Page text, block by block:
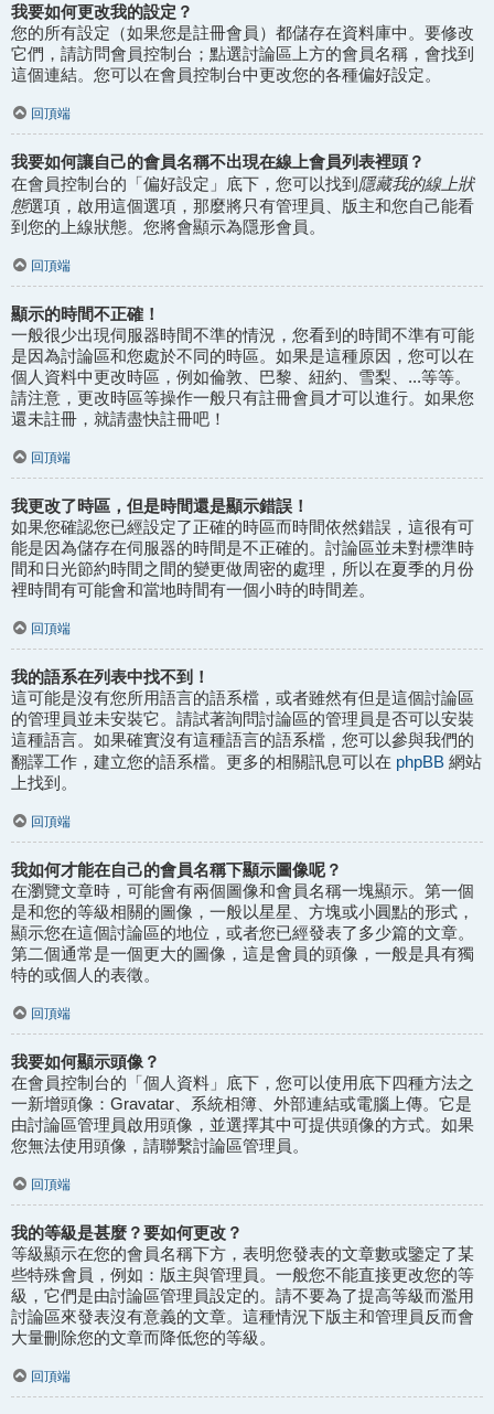
我要如何更改我的設定？
您的所有設定（如果您是註冊會員）都儲存在資料庫中。要修改
它們，請訪問會員控制台；點選討論區上方的會員名稱，會找到
這個連結。您可以在會員控制台中更改您的各種偏好設定。
回頂端
我要如何讓自己的會員名稱不出現在線上會員列表裡頭？
在會員控制台的「偏好設定」底下，您可以找到 隱藏我的線上狀
態選項，啟用這個選項，那麼將只有管理員、版主和您自己能看
到您的上線狀態。您將會顯示為隱形會員。
回頂端
顯示的時間不正確！
一般很少出現伺服器時間不準的情況，您看到的時間不準有可能
是因為討論區和您處於不同的時區。如果是這種原因，您可以在
個人資料中更改時區，例如倫敦、巴黎、紐約、雪梨、...等等。
請注意，更改時區等操作一般只有註冊會員才可以進行。如果您
還未註冊，就請盡快註冊吧！
回頂端
我更改了時區，但是時間還是顯示錯誤！
如果您確認您已經設定了正確的時區而時間依然錯誤，這很有可
能是因為儲存在伺服器的時間是不正確的。討論區並未對標準時
間和日光節約時間之間的變更做周密的處理，所以在夏季的月份
裡時間有可能會和當地時間有一個小時的時間差。
回頂端
我的語系在列表中找不到！
這可能是沒有您所用語言的語系檔，或者雖然有但是這個討論區
的管理員並未安裝它。請試著詢問討論區的管理員是否可以安裝
這種語言。如果確實沒有這種語言的語系檔，您可以參與我們的
翻譯工作，建立您的語系檔。更多的相關訊息可以在 phpBB 網站
上找到。
回頂端
我如何才能在自己的會員名稱下顯示圖像呢？
在瀏覽文章時，可能會有兩個圖像和會員名稱一塊顯示。第一個
是和您的等級相關的圖像，一般以星星、方塊或小圓點的形式，
顯示您在這個討論區的地位，或者您已經發表了多少篇的文章。
第二個通常是一個更大的圖像，這是會員的頭像，一般是具有獨
特的或個人的表徵。
回頂端
我要如何顯示頭像？
在會員控制台的「個人資料」底下，您可以使用底下四種方法之
一新增頭像：Gravatar、系統相簿、外部連結或電腦上傳。它是
由討論區管理員啟用頭像，並選擇其中可提供頭像的方式。如果
您無法使用頭像，請聯繫討論區管理員。
回頂端
我的等級是甚麼？要如何更改？
等級顯示在您的會員名稱下方，表明您發表的文章數或鑒定了某
些特殊會員，例如：版主與管理員。一般您不能直接更改您的等
級，它們是由討論區管理員設定的。請不要為了提高等級而濫用
討論區來發表沒有意義的文章。這種情況下版主和管理員反而會
大量刪除您的文章而降低您的等級。
回頂端